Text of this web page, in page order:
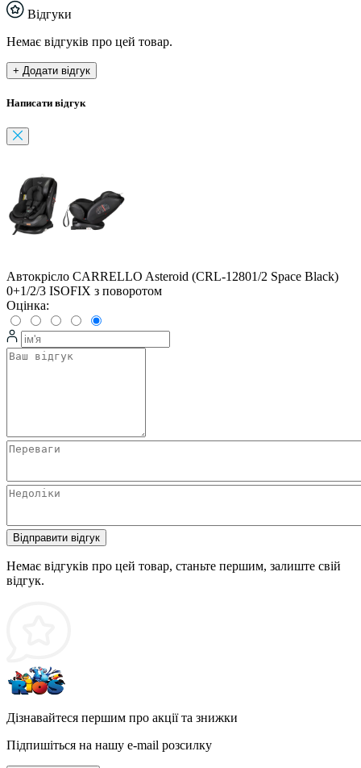
Відгуки
Немає відгуків про цей товар.
+ Додати відгук
Написати відгук
Автокрісло CARRELLO Asteroid (CRL-12801/2 Space Black)
0+1/2/3 ISOFIX з поворотом
Оцінка:
Відправити відгук
Немає відгуків про цей товар, станьте першим, залиште свій
відгук.
Дізнавайтеся першим про акції та знижки
Підпишіться на нашу e-mail розсилку